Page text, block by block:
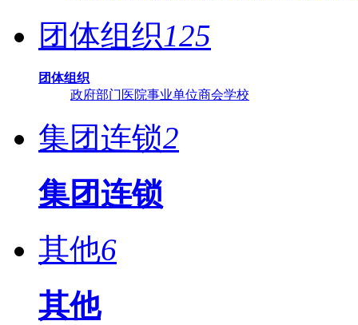
团体组织125
团体组织
政府部门 医院事业单位商会学校
集团连锁2
集团连锁
其他6
其他